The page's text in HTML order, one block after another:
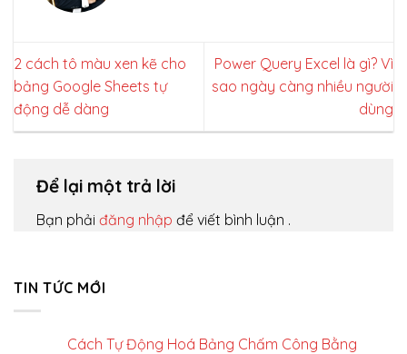
2 cách tô màu xen kẽ cho
bảng Google Sheets tự
động dễ dàng
Power Query Excel là gì? Vì
sao ngày càng nhiều người
dùng
Để lại một trả lời
Bạn phải đăng nhập để viết bình luận .
TIN TỨC MỚI
Cách Tự Động Hoá Bảng Chấm Công Bằng